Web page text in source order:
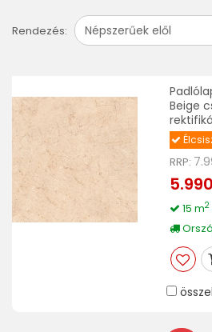
Rendezés: Népszerűek elől
Beige
RRP:
15 m2